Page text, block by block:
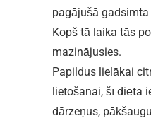
pagājušā
Kopš tā laika tās
mazinājusies.
Papildus lielākai
lietošanai, šī diēta
dārzeņus,